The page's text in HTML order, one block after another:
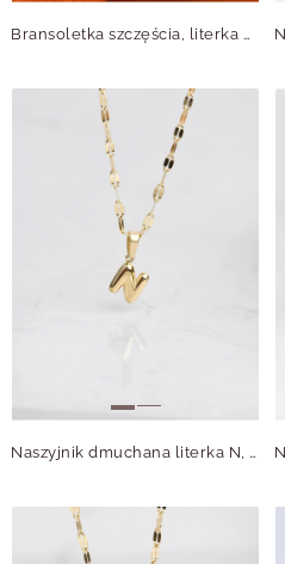
Bransoletka szczęścia, literka M, stal pozłacana S109080Z01
Naszyjnik dmuchana literka N, złoty S305738Z00